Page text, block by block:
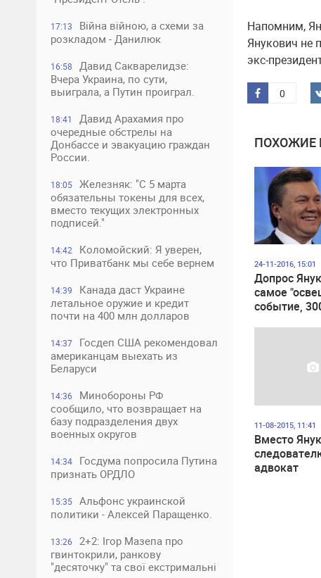
17:13
Війна війною, а схеми за
розкладом - Данилюк
16:58
Давид Сакварелидзе:
Вчера Украина, по сути,
выиграла, а Путин проиграл.
18:41
Давид Арахамия про
очередные обстрелы на
Донбассе и эвакуацию граждан
России.
18:05
Железняк: "С 5 марта
обязательны токены для всех,
вместо текущих электронных
подписей."
14:42
Коломойский: Я уверен,
что Приватбанк мы себе вернем
14:39
Канада даст Украине
летальное оружие и кредит
почти на 400 млн долларов
14:37
Госдеп США рекомендовал
американцам выехать из
Беларуси
14:36
Минобороны РФ
сообщило, что возвращает на
базу подразделения двух
военных округов
14:34
Госдума попросила Путина
признать ОРДЛО
15:35
Альфонс украинской
политики - Алексей Паращенко.
13:26
2+2: Ігор Мазепа про
гвинтокрили, ранкову
"десяточку" та свої екстримальні
Напомним,
Янукович не
экс-
0
ПОХОЖИЕ
24-11-2016, 15:01
Допрос
самое
событие,
11-08-2015, 11:41
Вместо
адвокат